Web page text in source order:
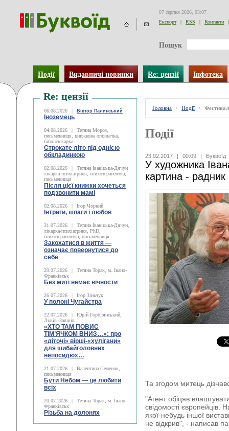
07 серпня 2026, 03:07
Експорт
| RSS | Контакти |
Пошук
Події Видавничі новинки Re: цензії Інфотека
Re: цензії
06.08.2026 | Віктор Палинський
Іноземець
04.08.2026 |
Тетяна Мороз,
письменниця, книжкова оглядачка,
бібліотекарка
Строкате літо під однією
обкладинкою
02.08.2026 |
Тетяна Іваніцька-Дячун
лікарка-психіатриня, психотерапевтка,
письменниця
Після цієї книжки хочеться
подзвонити мамі
02.08.2026 | Ігор Чорний
Інтриги, шпаги і любов
31.07.2026 |
Тетяна Іваніцька-Дячун,
лікарка-психіатриня, PhD,
психотерапевтка, письменниця
Закохатися в життя —
означає повернутися до
себе
29.07.2026 |
Тетяна Торак, м. Івано-
Франківськ
Без миті немає вічности
26.07.2026 | Ігор Зіньчук
У полоні Чугайстра
22.07.2026 |
Юрій Горблянський,
Львів–Зашків
«ХТО ТАМ ПОВИС
ТІМ’ЯЧКОМ ВНИЗ…»: про
«діточі» вірші-«хулігани»
для шибайголовних
непосидюх…
21.07.2026 |
Валентина Семеняк,
письменниця
Бути Небом ― це любити
всіх
20.07.2026 |
Тетяна Торак, м. Івано-
Франківськ
Різьба на долонях
Головна \ Події \
Події
23.02.2017 | 00:09 | Буквоїд
У художника
картина -
Та згодом митець
"Агент обіцяв
свідомості європейців.
якої-небудь іншої
не відкрив", - написав